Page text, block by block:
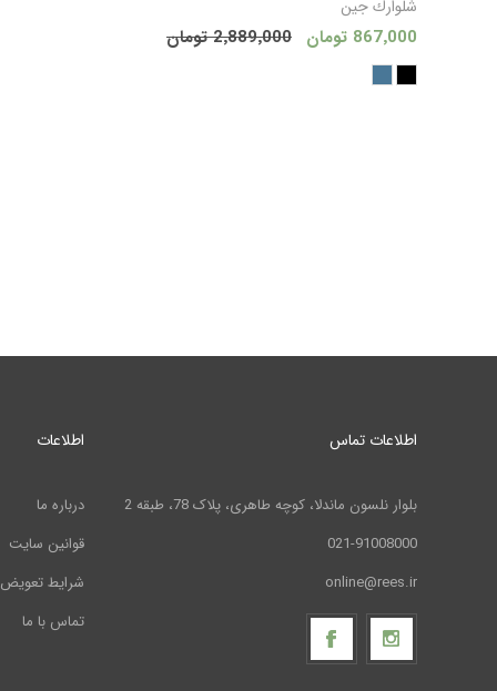
خرید
شلوارك جين
867٬000 تومان 2٬889٬000 تومان
اطلاعات تماس
بلوار نلسون ماندلا، کوچه طاهری، پلاک 78، طبقه 2
021-91008000
online@rees.ir
اطلاعات
درباره ما
قوانین سایت
شرایط
تماس با ما